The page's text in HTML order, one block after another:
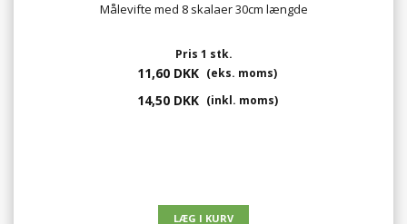
Målevifte med 8 skalaer 30cm længde
Pris 1 stk.
11,60 DKK (eks. moms)
14,50 DKK (inkl. moms)